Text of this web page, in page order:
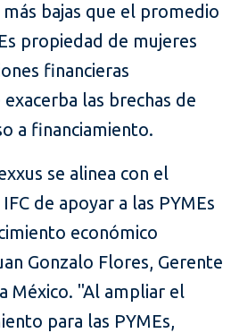
bajas que el promedio
propiedad de mujeres
financieras
las brechas de
a financiamiento.
se alinea con el
de apoyar a las PYMEs
económico
Gonzalo Flores, Gerente
México. "Al ampliar el
para las PYMEs,